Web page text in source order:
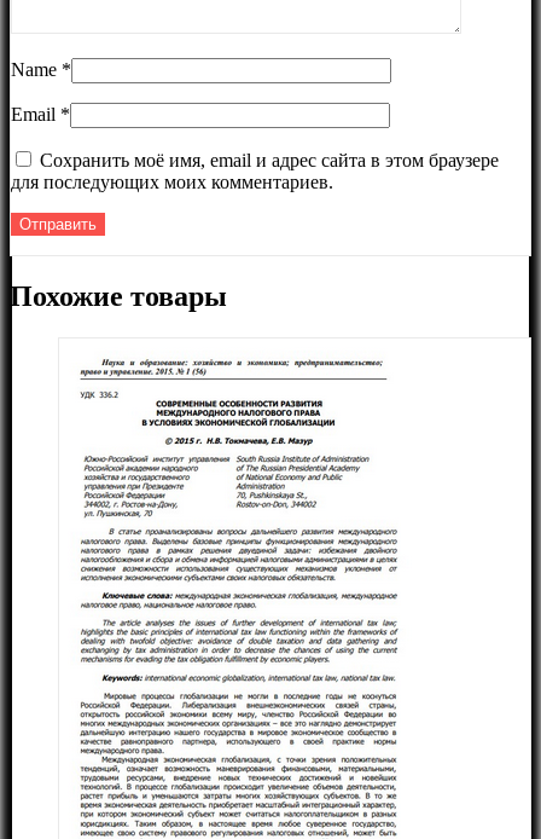
Name *
Email *
Сохранить моё имя, email и адрес сайта в этом браузере
для последующих моих комментариев.
Похожие товары